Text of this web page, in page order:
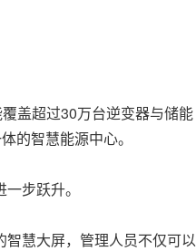
盖超过30万台逆变器与储能
的智慧能源中心。
步跃升。
慧大屏，管理人员不仅可以